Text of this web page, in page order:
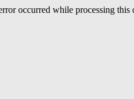
occurred while processing this